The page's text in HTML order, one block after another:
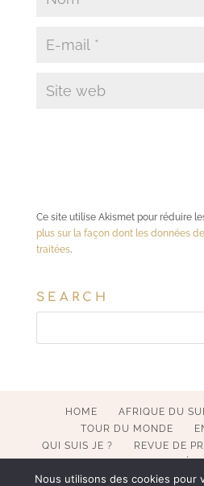
Ce site utilise Akismet pour réduire
plus sur la façon dont les données
traitées.
SEARCH
HOME AFRIQUE DU
TOUR DU MONDE
QUI SUIS JE ?
REVUE DE
Nous utilisons des cookies pour